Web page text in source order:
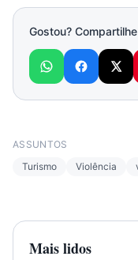
Gostou?
ASSUNTOS
Turismo
Violência
Mais lidos